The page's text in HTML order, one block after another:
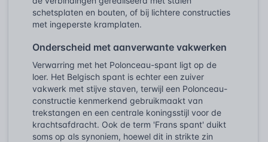
schetsplaten en bouten, of bij lichtere constructies
met ingeperste kramplaten.
Onderscheid met aanverwante vakwerken
Verwarring met het Polonceau-spant ligt op de
loer. Het Belgisch spant is echter een zuiver
vakwerk met stijve staven, terwijl een Polonceau-
constructie kenmerkend gebruikmaakt van
trekstangen en een centrale koningsstijl voor de
krachtsafdracht. Ook de term 'Frans spant' duikt
soms op als synoniem, hoewel dit in strikte zin